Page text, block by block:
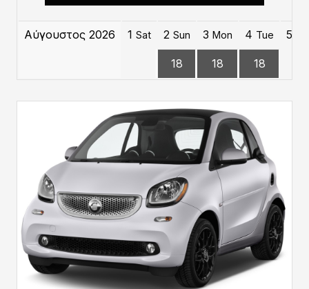
Αύγουστος 2026 1 Sat 2 Sun 3 Mon 4 Tue 5
18 18 18